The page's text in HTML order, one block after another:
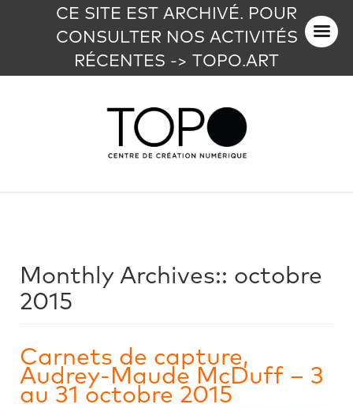
CE SITE EST ARCHIVÉ. POUR
CONSULTER NOS ACTIVITÉS
RÉCENTES -> TOPO.ART
Monthly Archives:: octobre
2015
Carnets de capture,
Audrey-Maude McDuff – 3
au 31 octobre 2015